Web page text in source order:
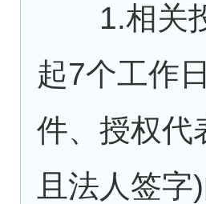
1.相关投
起7个工作
件、授权代
且法人签